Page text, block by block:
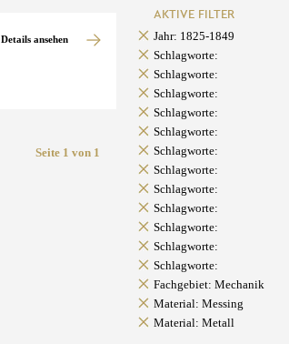
Details ansehen
Seite 1 von 1
AKTIVE FILTER
Jahr: 1825-1849
Schlagworte:
Schlagworte:
Schlagworte:
Schlagworte:
Schlagworte:
Schlagworte:
Schlagworte:
Schlagworte:
Schlagworte:
Schlagworte:
Schlagworte:
Schlagworte:
Fachgebiet: Mechanik
Material: Messing
Material: Metall